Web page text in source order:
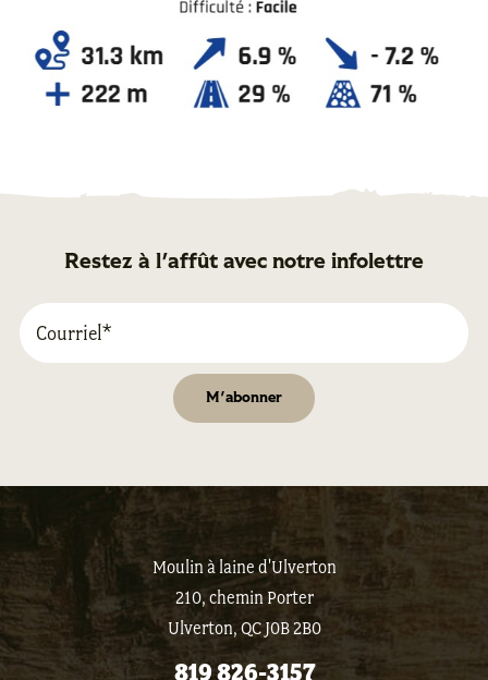
Restez à l'affût avec notre infolettre
Moulin à laine d'Ulverton
210, chemin Porter
Ulverton, QC J0B 2B0
819 826-3157